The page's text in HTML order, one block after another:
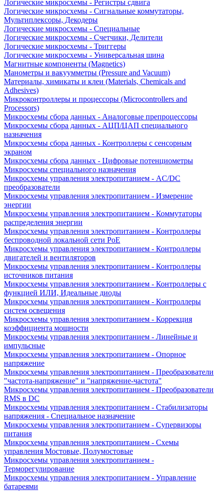
Логические микросхемы - Регистры сдвига
Логические микросхемы - Сигнальные коммутаторы,
Мультиплексоры, Декодеры
Логические микросхемы - Специальные
Логические микросхемы - Счетчики, Делители
Логические микросхемы - Триггеры
Логические микросхемы - Универсальная шина
Магнитные компоненты (Magnetics)
Манометры и вакуумметры (Pressure and Vacuum)
Материалы, химикаты и клеи (Materials, Chemicals and
Adhesives)
Микроконтроллеры и процессоры (Microcontrollers and
Processors)
Микросхемы сбора данных - Аналоговые препроцессоры
Микросхемы сбора данных - АЦП/ЦАП специального
назначения
Микросхемы сбора данных - Контроллеры с сенсорным
экраном
Микросхемы сбора данных - Цифровые потенциометры
Микросхемы специального назначения
Микросхемы управления электропитанием - AC/DC
преобразователи
Микросхемы управления электропитанием - Измерение
энергии
Микросхемы управления электропитанием - Коммутаторы
распределения энергии
Микросхемы управления электропитанием - Контроллеры
беспроводной локальной сети PoE
Микросхемы управления электропитанием - Контроллеры
двигателей и вентиляторов
Микросхемы управления электропитанием - Контроллеры
источников питания
Микросхемы управления электропитанием - Контроллеры с
функцией ИЛИ, Идеальные диоды
Микросхемы управления электропитанием - Контроллеры
систем освещения
Микросхемы управления электропитанием - Коррекция
коэффициента мощности
Микросхемы управления электропитанием - Линейные и
импульсные
Микросхемы управления электропитанием - Опорное
напряжение
Микросхемы управления электропитанием - Преобразователи
"частота-напряжение" и "напряжение-частота"
Микросхемы управления электропитанием - Преобразователи
RMS в DC
Микросхемы управления электропитанием - Стабилизаторы
напряжения - Специальное назначение
Микросхемы управления электропитанием - Супервизоры
питания
Микросхемы управления электропитанием - Схемы
управления Мостовые, Полумостовые
Микросхемы управления электропитанием -
Терморегулирование
Микросхемы управления электропитанием - Управление
батареями